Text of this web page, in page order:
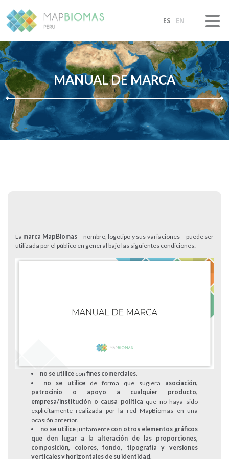
ES EN
MANUAL DE MARCA
La marca MapBiomas – nombre, logotipo y sus variaciones – puede ser
utilizada por el público en general bajo las siguientes condiciones:
no se utilice confines comerciales
no se utilice de forma que sugiera asociación,
patrocinio o apoyo a cualquier producto,
empresa/institución o causa política que no haya sido
explícitamente realizada por la red MapBiomas en una
ocasión anterior.
no se utilice juntamente con otros elementos gráficos
que den lugar a la alteración de las proporciones,
composición, colores, fondo, tipografía y versiones
verticales y horizontales de su identidad